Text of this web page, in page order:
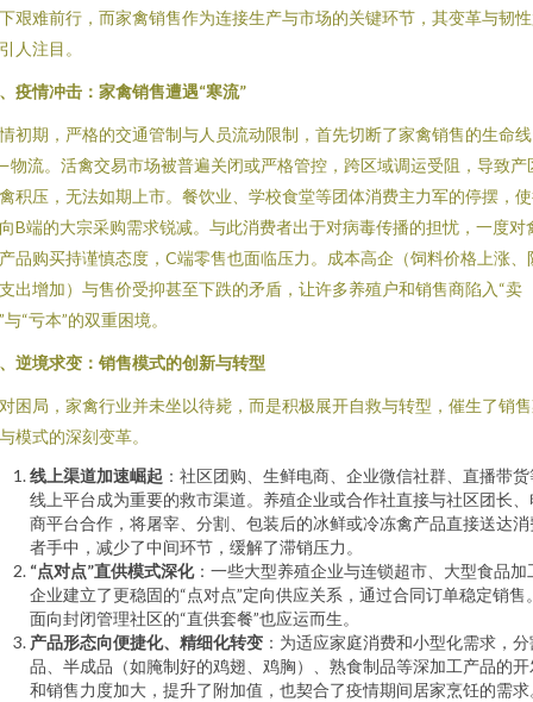
艰难前行，而家禽销售作为连接生产与市场的关键环节，其变革与韧
人注目。
疫情冲击：家禽销售遭遇“寒流”
初期，严格的交通管制与人员流动限制，首先切断了家禽销售的生命线
流。活禽交易市场被普遍关闭或严格管控，跨区域调运受阻，导致产
积压，无法如期上市。餐饮业、学校食堂等团体消费主力军的停摆，
B端的大宗采购需求锐减。与此消费者出于对病毒传播的担忧，一度对
品购买持谨慎态度，C端零售也面临压力。成本高企（饲料价格上涨、
出增加）与售价受抑甚至下跌的矛盾，让许多养殖户和销售商陷入“卖
与“亏本”的双重困境。
逆境求变：销售模式的创新与转型
困局，家禽行业并未坐以待毙，而是积极展开自救与转型，催生了销
模式的深刻变革。
线上渠道加速崛起 ：社区团购、生鲜电商、企业微信社群、直播带
线上平台成为重要的救市渠道。养殖企业或合作社直接与社区团长、
商平台合作，将屠宰、分割、包装后的冰鲜或冷冻禽产品直接送达消
者手中，减少了中间环节，缓解了滞销压力。
“点对点”直供模式深化：一些大型养殖企业与连锁超市、大型食品加
企业建立了更稳固的“点对点”定向供应关系，通过合同订单稳定销售
面向封闭管理社区的“直供套餐”也应运而生。
产品形态向便捷化、精细化转变 ：为适应家庭消费和小型化需求，
品、半成品（如腌制好的鸡翅、鸡胸）、熟食制品等深加工产品的开
和销售力度加大，提升了附加值，也契合了疫情期间居家烹饪的需求